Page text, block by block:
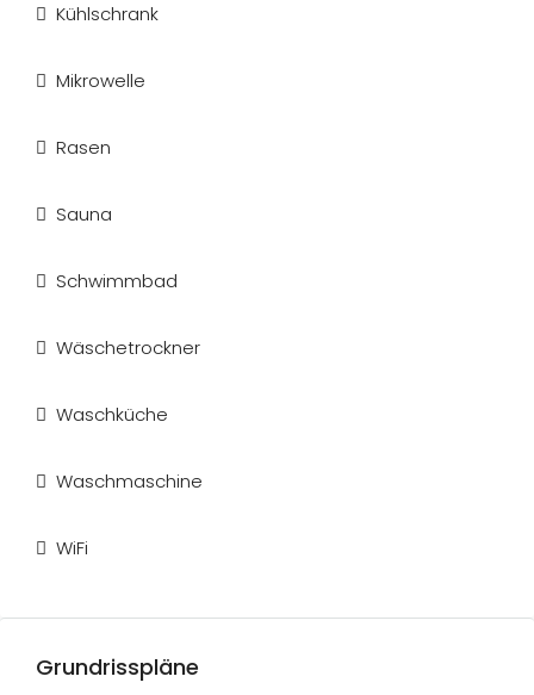
Kühlschrank
Mikrowelle
Rasen
Sauna
Schwimmbad
Wäschetrockner
Waschküche
Waschmaschine
WiFi
Grundrisspläne